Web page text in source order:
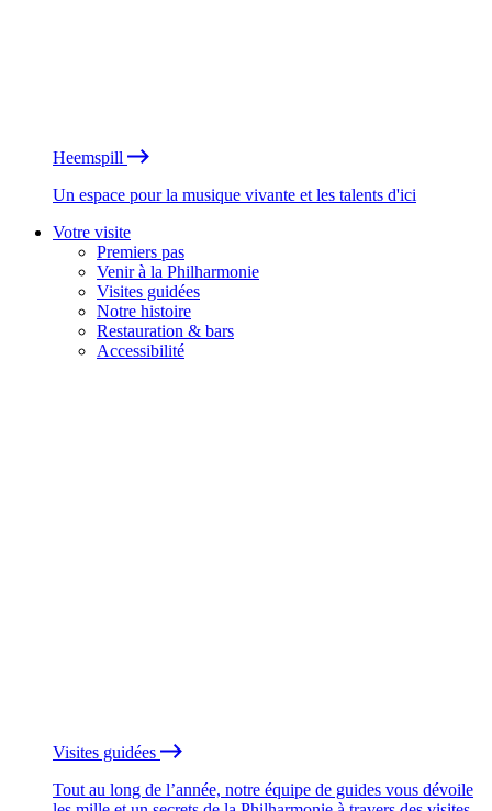
Heemspill
Un espace pour la musique vivante et les talents d'ici
Votre visite
Premiers pas
Venir à la Philharmonie
Visites guidées
Notre histoire
Restauration & bars
Accessibilité
Visites guidées
Tout au long de l’année, notre équipe de guides vous dévoile